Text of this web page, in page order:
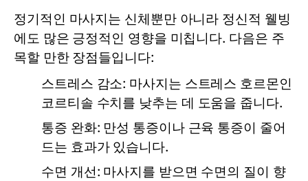
정기적인 마사지는 신체뿐만 아니라 정신적 웰빙
에도 많은 긍정적인 영향을 미칩니다. 다음은 주
목할 만한 장점들입니다:
스트레스 감소: 마사지는 스트레스 호르몬인
코르티솔 수치를 낮추는 데 도움을 줍니다.
통증 완화: 만성 통증이나 근육 통증이 줄어
드는 효과가 있습니다.
수면 개선: 마사지를 받으면 수면의 질이 향